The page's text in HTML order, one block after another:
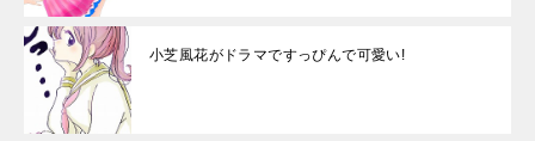
小芝風花がドラマですっぴんで可愛い!